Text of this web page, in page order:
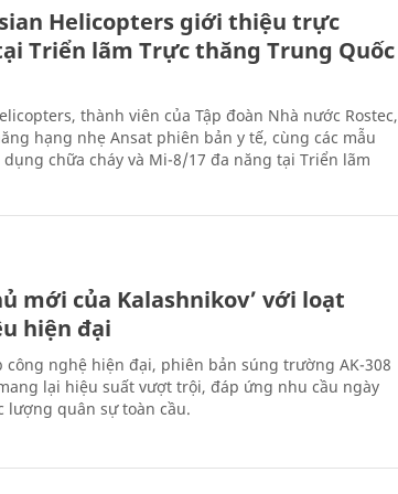
Helicopters giới thiệu trực
Triển lãm Trực thăng Trung Quốc
thành viên của Tập đoàn Nhà nước Rostec,
hạng nhẹ Ansat phiên bản y tế, cùng các mẫu
dụng chữa cháy và Mi-8/17 đa năng tại Triển lãm
mới của Kalashnikov’ với loạt
hiện đại
công nghệ hiện đại, phiên bản súng trường AK-308
lại hiệu suất vượt trội, đáp ứng nhu cầu ngày
lượng quân sự toàn cầu.